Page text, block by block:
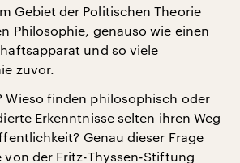
Gebiet der Politischen Theorie
Philosophie, genauso wie einen
und so viele
zuvor.
Wieso finden philosophisch oder
Erkenntnisse selten ihren Weg
Genau dieser Frage
von der Fritz-Thyssen-Stiftung